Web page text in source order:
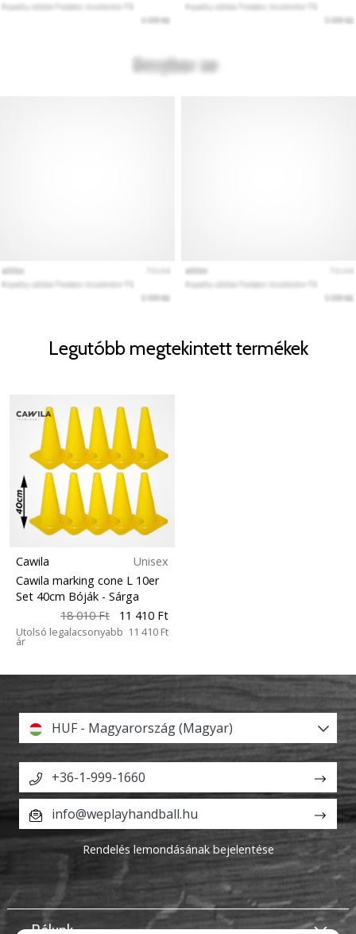
Legutóbb megtekintett termékek
Cawila
Unisex
Cawila marking cone L 10er
Set 40cm Bóják - Sárga
18 010 Ft
11 410 Ft
Utolsó legalacsonyabb
ár
11 410 Ft
Rólunk
HUF - Magyarország (Magyar)
+36-1-999-1660
info@weplayhandball.hu
Rendelés lemondásának bejelentése